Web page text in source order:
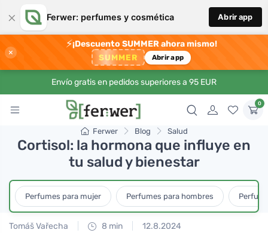
× Ferwer: perfumes y cosmética Abrir app
×
⚡¡Descuento SUMMER ahora mismo!
SUMMER Abrir app
Envío gratis en pedidos superiores a 95 EUR
0
Ferwer Blog Salud
Cortisol: la hormona que influye en
tu salud y bienestar
Perfumes para mujer Perfumes para hombres
Tomáš Vařecha 8 min 12.8.2024